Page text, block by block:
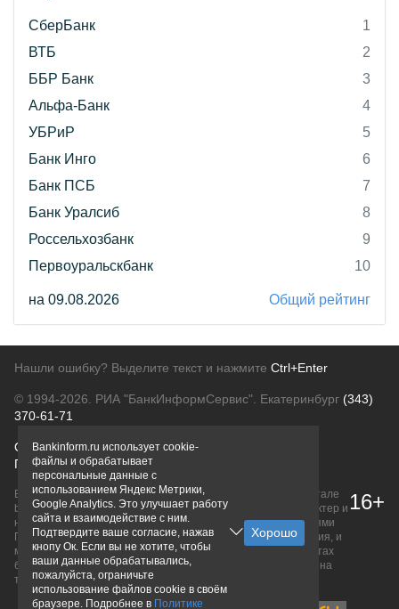
СберБанк
1
ВТБ
2
ББР Банк
3
Альфа-Банк
4
УБРиР
5
Банк Инго
6
Банк ПСБ
7
Банк Уралсиб
8
Россельхозбанк
9
Первоуральскбанк
10
на 09.08.2026 Общий рейтинг
Нашли ошибку? Выделите текст и нажмите Ctrl+Enter
© 1994-2026. РИА "БанкИнформСервис". Екатеринбург (343)
370-61-71
О проектеПолитика конфиденциальности
Правовая информацияДля рекламодателей
Вся информация о продуктах банков, размещенная на портале
bankinform.ru, носит исключительно ознакомительный характер и
не является публичной офертой, определяемой положениями
ГК РФ. Информация не содержит точного и полного описания, и
может быть изменена. Конечные условия уточняйте на сайтах
банков или при личном обращении. Исключительное право на
товарные знаки принадлежит их правообладателям.
16+
Bankinform.ru использует cookie-
файлы и обрабатывает
персональные данные с
использованием Яндекс Метрики,
Google Analytics. Это улучшает работу
сайта и взаимодействие с ним.
Подтвердите ваше согласие, нажав
кнопу Ок. Если вы не хотите, чтобы
ваши данные обрабатывались,
пожалуйста, ограничьте
использование файлов cookie в своём
браузере. Подробнее в Политике